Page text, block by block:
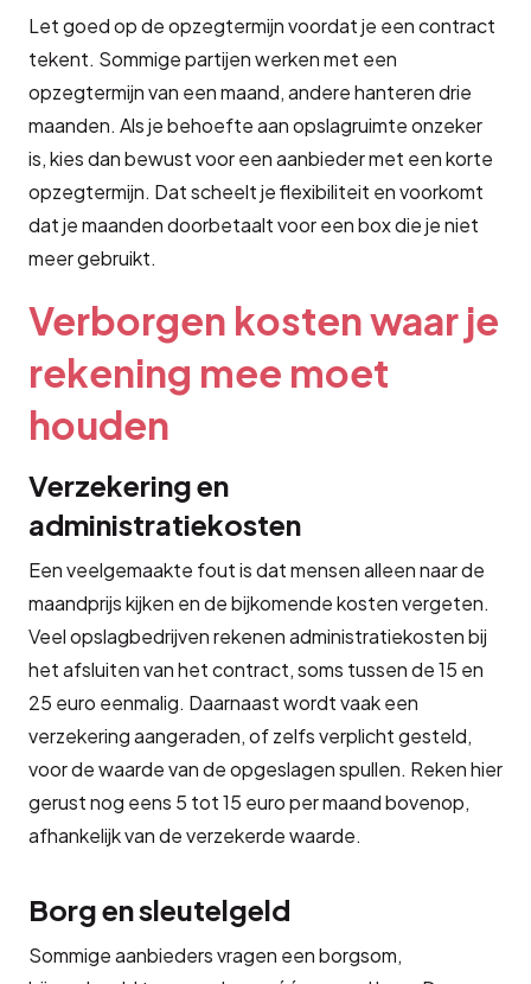
Let goed op de opzegtermijn voordat je een contract
tekent. Sommige partijen werken met een
opzegtermijn van een maand, andere hanteren drie
maanden. Als je behoefte aan opslagruimte onzeker
is, kies dan bewust voor een aanbieder met een korte
opzegtermijn. Dat scheelt je flexibiliteit en voorkomt
dat je maanden doorbetaalt voor een box die je niet
meer gebruikt.
Verborgen kosten waar je
rekening mee moet
houden
Verzekering en
administratiekosten
Een veelgemaakte fout is dat mensen alleen naar de
maandprijs kijken en de bijkomende kosten vergeten.
Veel opslagbedrijven rekenen administratiekosten bij
het afsluiten van het contract, soms tussen de 15 en
25 euro eenmalig. Daarnaast wordt vaak een
verzekering aangeraden, of zelfs verplicht gesteld,
voor de waarde van de opgeslagen spullen. Reken hier
gerust nog eens 5 tot 15 euro per maand bovenop,
afhankelijk van de verzekerde waarde.
Borg en sleutelgeld
Sommige aanbieders vragen een borgsom,